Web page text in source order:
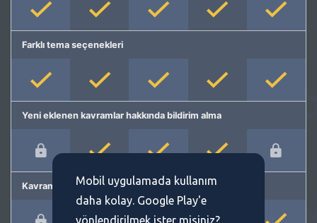
Farklı tema seçenekleri
Yeni eklenen kavramlar hakkında bildirim alma
Kavram önermeMobil uygulamada kullanım
daha kolay. Google Play'e
yönlendirilmek ister misiniz?